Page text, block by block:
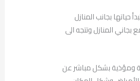
بجانب المنازل
بجاني المنازل وتتجه الى
ومؤذية بشكل مباشر عن